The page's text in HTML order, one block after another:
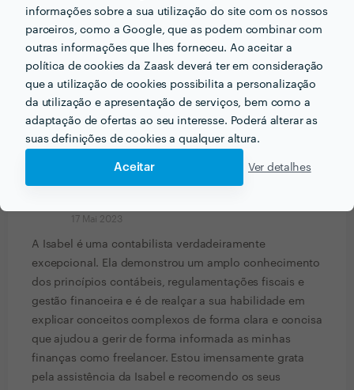
informações sobre a sua utilização do site com os nossos
parceiros, como a Google, que as podem combinar com
outras informações que lhes forneceu. Ao aceitar a
política de cookies da Zaask deverá ter em consideração
que a utilização de cookies possibilita a personalização
da utilização e apresentação de serviços, bem como a
adaptação de ofertas ao seu interesse. Poderá alterar as
suas definições de cookies a qualquer altura.
Aceitar Ver detalhes
9 Jul 2023
Bruno Costa
4 Jul 2023
Bastante prestável e profissional. Recomendo.
Mariana Reis
Contabilidade
17 Mai 2023
A Isabel é uma contabilista verdadeiramente
excepcional. Ela demonstrou um amplo conhecimento
dos princípios contábeis, regulamentações fiscais e
gestão financeira e é de realçar a sua habilidade em
explicar conceitos complexos de forma clara e concisa
que ajudou a gerir de forma informada as minhas
finanças como freelancer. Estou imensamente grata
pela assistência da Isabel e recomendo os seus